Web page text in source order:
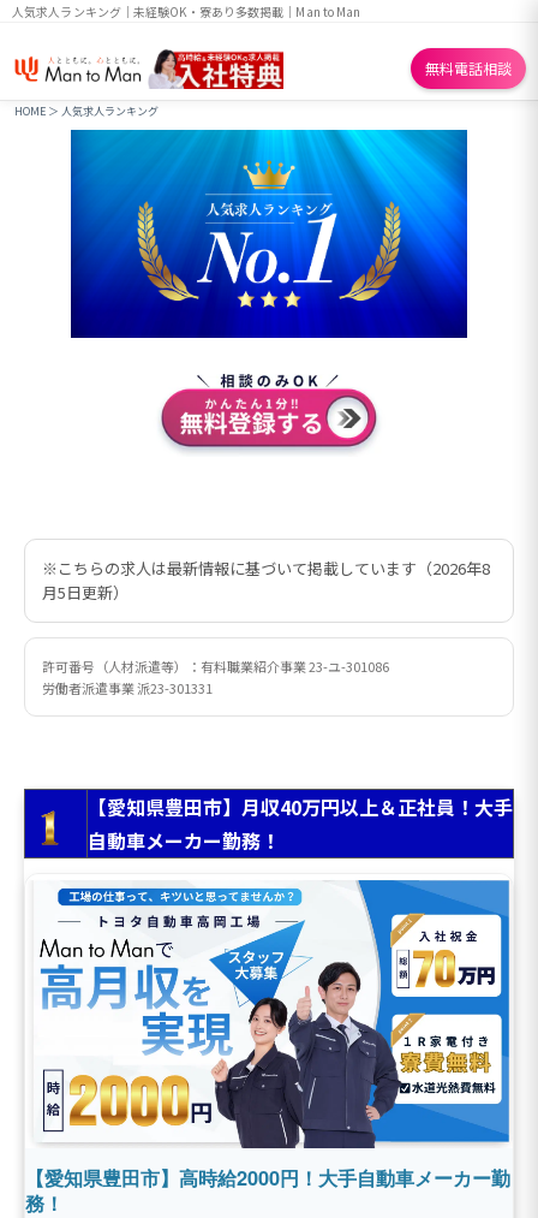
HOME ＞ 人気求人ランキング
人気求人ランキング｜未経験OK・寮あり多数掲載｜Man to Man
無料電話相談
※こちらの求人は最新情報に基づいて掲載しています（2026年8
月5日更新）
許可番号（人材派遣等）：有料職業紹介事業 23-ユ-301086
労働者派遣事業 派23-301331
【愛知県豊田市】月収40万円以上＆正社員！大手
自動車メーカー勤務！
【愛知県豊田市】高時給2000円！大手自動車メーカー勤
務！